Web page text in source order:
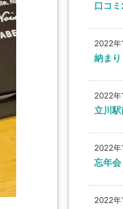
口コ
2022年
納ま
2022年
立川
2022年
忘年会
2022年